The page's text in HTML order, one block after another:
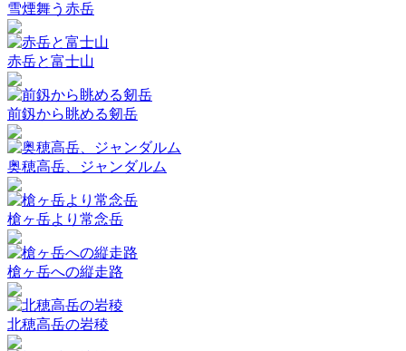
雪煙舞う赤岳
赤岳と富士山
前釼から眺める剱岳
奥穂高岳、ジャンダルム
槍ヶ岳より常念岳
槍ヶ岳への縦走路
北穂高岳の岩稜